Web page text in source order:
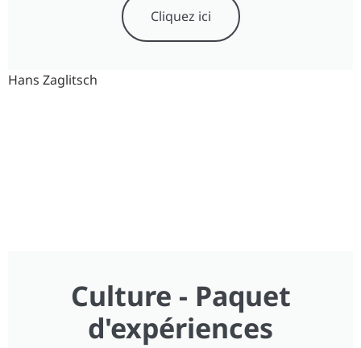
Cliquez ici
Hans Zaglitsch
Culture - Paquet
d'expériences